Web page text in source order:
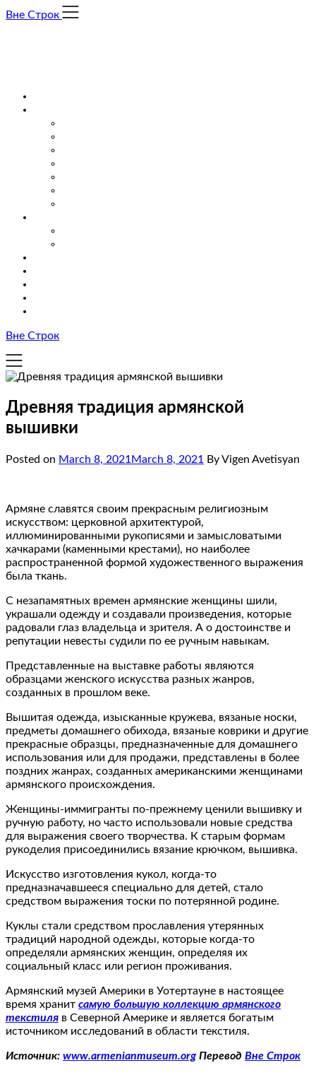
Skip
Вне Строк
Вне Строк
Древняя традиция армянской
вышивки
Posted on March 8, 2021 March 8, 2021 By Vigen Avetisyan
Армяне славятся своим прекрасным религиозным
искусством: церковной архитектурой,
иллюминированными рукописями и замысловатыми
хачкарами (каменными крестами), но наиболее
распространенной формой художественного выражения
была ткань.
С незапамятных времен армянские женщины шили,
украшали одежду и создавали произведения, которые
радовали глаз владельца и зрителя. А о достоинстве и
репутации невесты судили по ее ручным навыкам.
Представленные на выставке работы являются
образцами женского искусства разных жанров,
созданных в прошлом веке.
Вышитая одежда, изысканные кружева, вязаные носки,
предметы домашнего обихода, вязаные коврики и другие
прекрасные образцы, предназначенные для домашнего
использования или для продажи, представлены в более
поздних жанрах, созданных американскими женщинами
армянского происхождения.
Женщины-иммигранты по-прежнему ценили вышивку и
ручную работу, но часто использовали новые средства
для выражения своего творчества. К старым формам
рукоделия присоединились вязание крючком, вышивка.
Искусство изготовления кукол, когда-то
предназначавшееся специально для детей, стало
средством выражения тоски по потерянной родине.
Куклы стали средством прославления утерянных
традиций народной одежды, которые когда-то
определяли армянских женщин, определяя их
социальный класс или регион проживания.
Армянский музей Америки в Уотертауне в настоящее
время хранит самую большую коллекцию армянского
текстиля в Северной Америке и является богатым
источником исследований в области текстиля.
Источник: www.armenianmuseum.orgПеревод Вне Строк